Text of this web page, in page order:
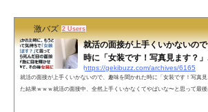
激バズ 2 Users
就活の面接が上手くいかないの
時に「女装です！写真見ます？
https://gekibuzz.com/archives/6165
就活の面接が上手くいかないので、趣味を聞かれた時に「女装です！写真
た結果ｗｗｗ就活の面接中、全然上手くいかなくてやばいな〜と思って最後